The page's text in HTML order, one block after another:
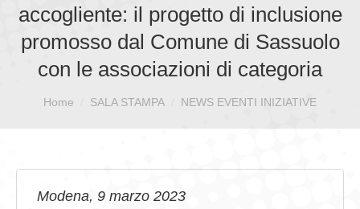
ASSOCIAZIONE
ISCRIZIONE E VANTAGGI
GIOVEDÌ GASTRONOMICI
accogliente: il progetto di inclusione
promosso dal Comune di Sassuolo
con le associazioni di categoria
Sei qui:Home SALA STAMPA NEWS EVENTI INIZIATIVE
Modena, 9 marzo 2023